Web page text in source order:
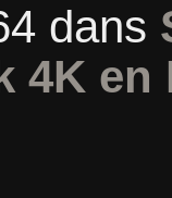
dans
4K en